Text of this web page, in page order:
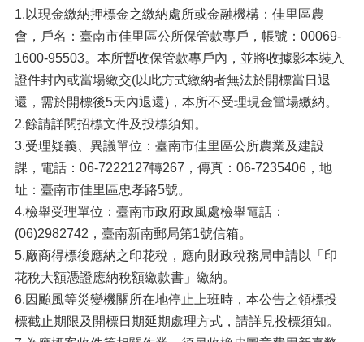
1.以現金繳納押標金之繳納處所或金融機構：佳里區農
會，戶名：臺南市佳里區公所保管款專戶，帳號：00069-
1600-95503。本所暫收保管款專戶內，並將收據影本裝入
證件封內或當場繳交(以此方式繳納者無法於開標當日退
還，需於開標後5天內退還)，本所不受理現金當場繳納。
2.餘請詳閱招標文件及投標須知。
3.受理疑義、異議單位：臺南市佳里區公所農業及建設
課，電話：06-7222127轉267，傳真：06-7235406，地
址：臺南市佳里區忠孝路5號。
4.檢舉受理單位：臺南市政府政風處檢舉電話：
(06)2982742，臺南新南郵局第1號信箱。
5.廠商得標後應納之印花稅，應向財政稅務局申請以「印
花稅大額憑證應納稅額繳款書」繳納。
6.因颱風等災變機關所在地停止上班時，本公告之領標投
標截止期限及開標日期延期處理方式，請詳見投標須知。